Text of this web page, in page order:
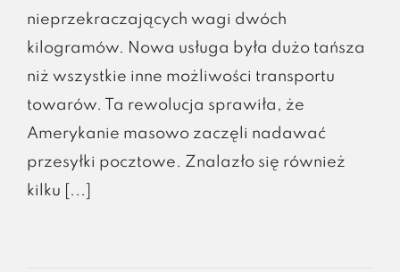
nieprzekraczających wagi dwóch
kilogramów. Nowa usługa była dużo tańsza
niż wszystkie inne możliwości transportu
towarów. Ta rewolucja sprawiła, że
Amerykanie masowo zaczęli nadawać
przesyłki pocztowe. Znalazło się również
kilku [...]